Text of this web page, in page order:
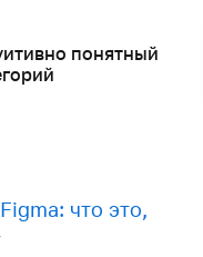
понятный
что это,